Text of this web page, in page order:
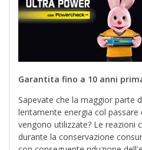
Garantita fino a 10 anni
Sapevate che la maggior parte
lentamente energia col
vengono utilizzate? Le reazioni
durante la conservazione